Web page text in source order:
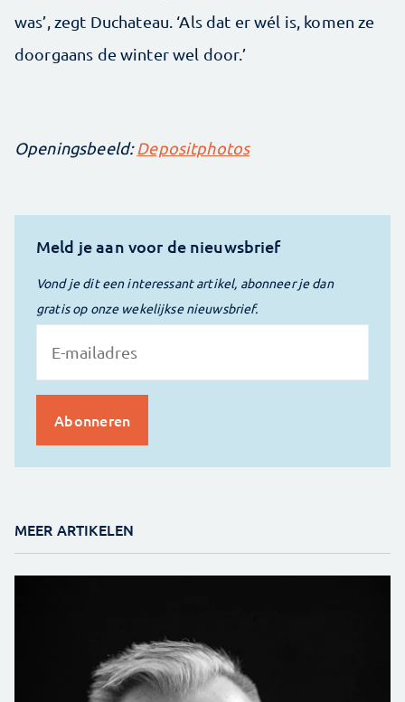
was’, zegt Duchateau. ‘Als dat er wél is, komen ze
doorgaans de winter wel door.’
Openingsbeeld:Depositphotos
Meld je aan voor de nieuwsbrief
Vond je dit een interessant artikel, abonneer je dan
gratis op onze wekelijkse nieuwsbrief.
MEER ARTIKELEN